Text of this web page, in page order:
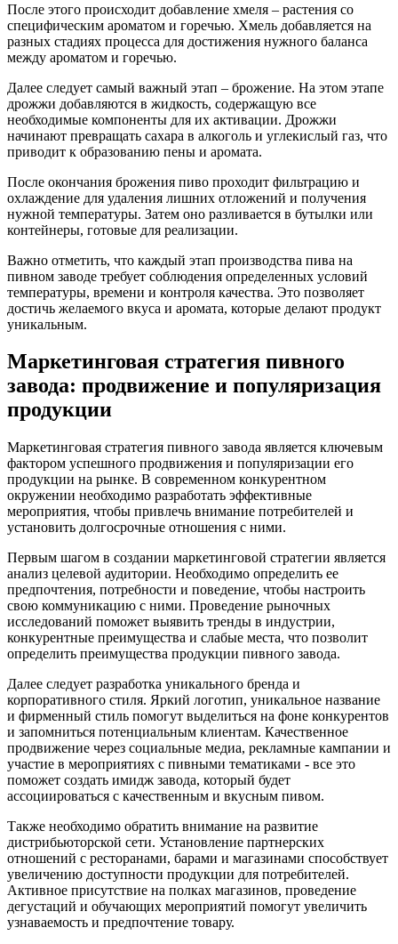
После этого происходит добавление хмеля – растения со
специфическим ароматом и горечью. Хмель добавляется на
разных стадиях процесса для достижения нужного баланса
между ароматом и горечью.
Далее следует самый важный этап – брожение. На этом этапе
дрожжи добавляются в жидкость, содержащую все
необходимые компоненты для их активации. Дрожжи
начинают превращать сахара в алкоголь и углекислый газ, что
приводит к образованию пены и аромата.
После окончания брожения пиво проходит фильтрацию и
охлаждение для удаления лишних отложений и получения
нужной температуры. Затем оно разливается в бутылки или
контейнеры, готовые для реализации.
Важно отметить, что каждый этап производства пива на
пивном заводе требует соблюдения определенных условий
температуры, времени и контроля качества. Это позволяет
достичь желаемого вкуса и аромата, которые делают продукт
уникальным.
Маркетинговая стратегия пивного
завода: продвижение и популяризация
продукции
Маркетинговая стратегия пивного завода является ключевым
фактором успешного продвижения и популяризации его
продукции на рынке. В современном конкурентном
окружении необходимо разработать эффективные
мероприятия, чтобы привлечь внимание потребителей и
установить долгосрочные отношения с ними.
Первым шагом в создании маркетинговой стратегии является
анализ целевой аудитории. Необходимо определить ее
предпочтения, потребности и поведение, чтобы настроить
свою коммуникацию с ними. Проведение рыночных
исследований поможет выявить тренды в индустрии,
конкурентные преимущества и слабые места, что позволит
определить преимущества продукции пивного завода.
Далее следует разработка уникального бренда и
корпоративного стиля. Яркий логотип, уникальное название
и фирменный стиль помогут выделиться на фоне конкурентов
и запомниться потенциальным клиентам. Качественное
продвижение через социальные медиа, рекламные кампании и
участие в мероприятиях с пивными тематиками - все это
поможет создать имидж завода, который будет
ассоциироваться с качественным и вкусным пивом.
Также необходимо обратить внимание на развитие
дистрибьюторской сети. Установление партнерских
отношений с ресторанами, барами и магазинами способствует
увеличению доступности продукции для потребителей.
Активное присутствие на полках магазинов, проведение
дегустаций и обучающих мероприятий помогут увеличить
узнаваемость и предпочтение товару.